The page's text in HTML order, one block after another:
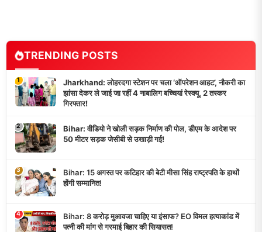
TRENDING POSTS
1
Jharkhand: लोहरदगा स्टेशन पर चला ‘ऑपरेशन आहट’, नौकरी का
झांसा देकर ले जाई जा रहीं 4 नाबालिग बच्चियां रेस्क्यू, 2 तस्कर
गिरफ्तार!
2
Bihar: वीडियो ने खोली सड़क निर्माण की पोल, डीएम के आदेश पर
50 मीटर सड़क जेसीबी से उखाड़ी गई!
3
Bihar: 15 अगस्त पर कटिहार की बेटी मीसा सिंह राष्ट्रपति के हाथों
होंगी सम्मानित!
4
Bihar: 8 करोड़ मुआवजा चाहिए या इंसाफ? EO विमल हत्याकांड में
पत्नी की मांग से गरमाई बिहार की सियासत!